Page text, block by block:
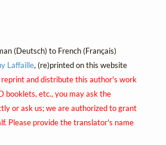
(Deutsch) to French (Français)
Laffaille, (re)printed on this website
reprint and distribute this author's work
booklets, etc., you may ask the
or ask us; we are authorized to grant
Please provide the translator's name